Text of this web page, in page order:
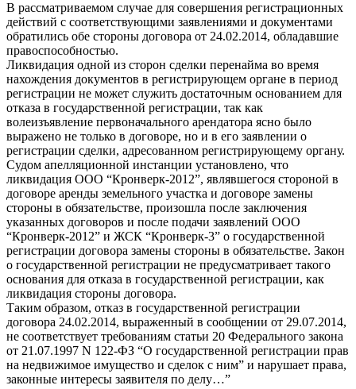
В рассматриваемом случае для совершения регистрационных
действий с соответствующими заявлениями и документами
обратились обе стороны договора от 24.02.2014, обладавшие
правоспособностью.
Ликвидация одной из сторон сделки перенайма во время
нахождения документов в регистрирующем органе в период
регистрации не может служить достаточным основанием для
отказа в государственной регистрации, так как
волеизъявление первоначального арендатора ясно было
выражено не только в договоре, но и в его заявлении о
регистрации сделки, адресованном регистрирующему органу.
Судом апелляционной инстанции установлено, что
ликвидация ООО “Кронверк-2012”, являвшегося стороной в
договоре аренды земельного участка и договоре замены
стороны в обязательстве, произошла после заключения
указанных договоров и после подачи заявлений ООО
“Кронверк-2012” и ЖСК “Кронверк-3” о государственной
регистрации договора замены стороны в обязательстве. Закон
о государственной регистрации не предусматривает такого
основания для отказа в государственной регистрации, как
ликвидация стороны договора.
Таким образом, отказ в государственной регистрации
договора 24.02.2014, выраженный в сообщении от 29.07.2014,
не соответствует требованиям статьи 20 Федерального закона
от 21.07.1997 N 122-ФЗ “О государственной регистрации прав
на недвижимое имущество и сделок с ним” и нарушает права,
законные интересы заявителя по делу…”